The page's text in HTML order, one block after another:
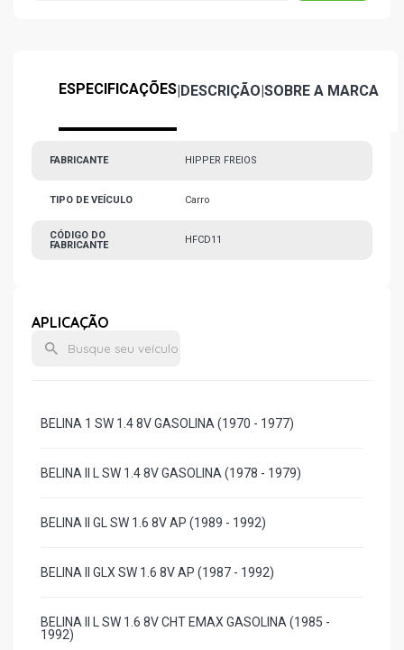
ESPECIFICAÇÕES|DESCRIÇÃO|SOBRE A MARCA
FABRICANTE HIPPER FREIOS
TIPO DE VEÍCULO Carro
CÓDIGO DO
FABRICANTE
HFCD11
APLICAÇÃO
BELINA 1 SW 1.4 8V GASOLINA (1970 - 1977)
BELINA II L SW 1.4 8V GASOLINA (1978 - 1979)
BELINA II GL SW 1.6 8V AP (1989 - 1992)
BELINA II GLX SW 1.6 8V AP (1987 - 1992)
BELINA II L SW 1.6 8V CHT EMAX GASOLINA (1985 -
1992)